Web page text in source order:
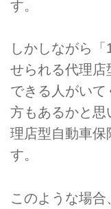
す。
しかしながら
せられる代理店
できる人がいて
方もあるかと思
理店型自動車保
す。
このような場合